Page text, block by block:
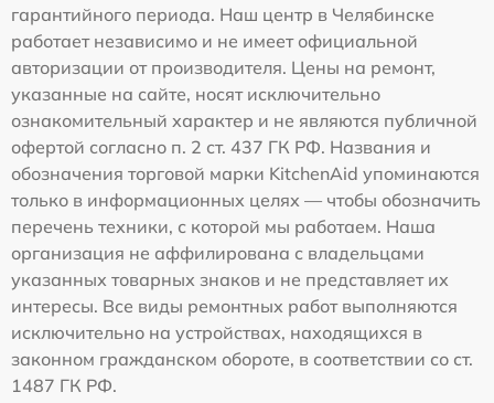
гарантийного периода. Наш центр в Челябинске
работает независимо и не имеет официальной
авторизации от производителя. Цены на ремонт,
указанные на сайте, носят исключительно
ознакомительный характер и не являются публичной
офертой согласно п. 2 ст. 437 ГК РФ. Названия и
обозначения торговой марки KitchenAid упоминаются
только в информационных целях — чтобы обозначить
перечень техники, с которой мы работаем. Наша
организация не аффилирована с владельцами
указанных товарных знаков и не представляет их
интересы. Все виды ремонтных работ выполняются
исключительно на устройствах, находящихся в
законном гражданском обороте, в соответствии со ст.
1487 ГК РФ.